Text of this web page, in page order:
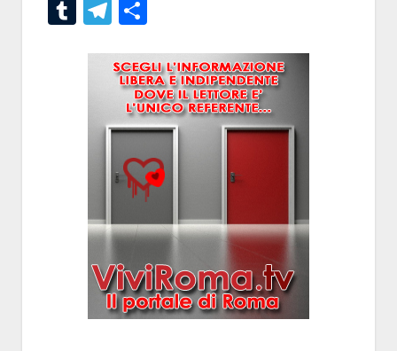
TumblrTelegram